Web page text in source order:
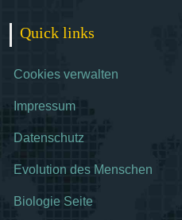
Quick links
Cookies verwalten
Impressum
Datenschutz
Evolution des Menschen
Biologie Seite